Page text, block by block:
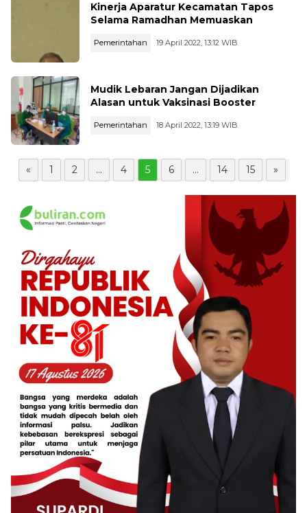
Kinerja Aparatur Kecamatan Tapos
Selama Ramadhan Memuaskan
Pemerintahan 19 April 2022, 13:12 WIB
Mudik Lebaran Jangan Dijadikan
Alasan untuk Vaksinasi Booster
Pemerintahan 18 April 2022, 13:19 WIB
« 1 2 ... 4 5 6 ... 14 15 »